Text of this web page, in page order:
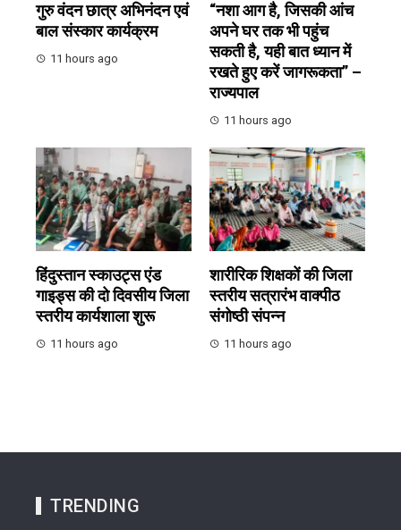
गुरु वंदन छात्र अभिनंदन एवं
बाल संस्कार कार्यक्रम
11 hours ago
“नशा आग है, जिसकी आंच
अपने घर तक भी पहुंच
सकती है, यही बात ध्यान में
रखते हुए करें जागरूकता” –
राज्यपाल
11 hours ago
हिंदुस्तान स्काउट्स एंड
गाइड्स की दो दिवसीय जिला
स्तरीय कार्यशाला शुरू
11 hours ago
शारीरिक शिक्षकों की जिला
स्तरीय सत्रारंभ वाक्पीठ
संगोष्ठी संपन्न
11 hours ago
TRENDING